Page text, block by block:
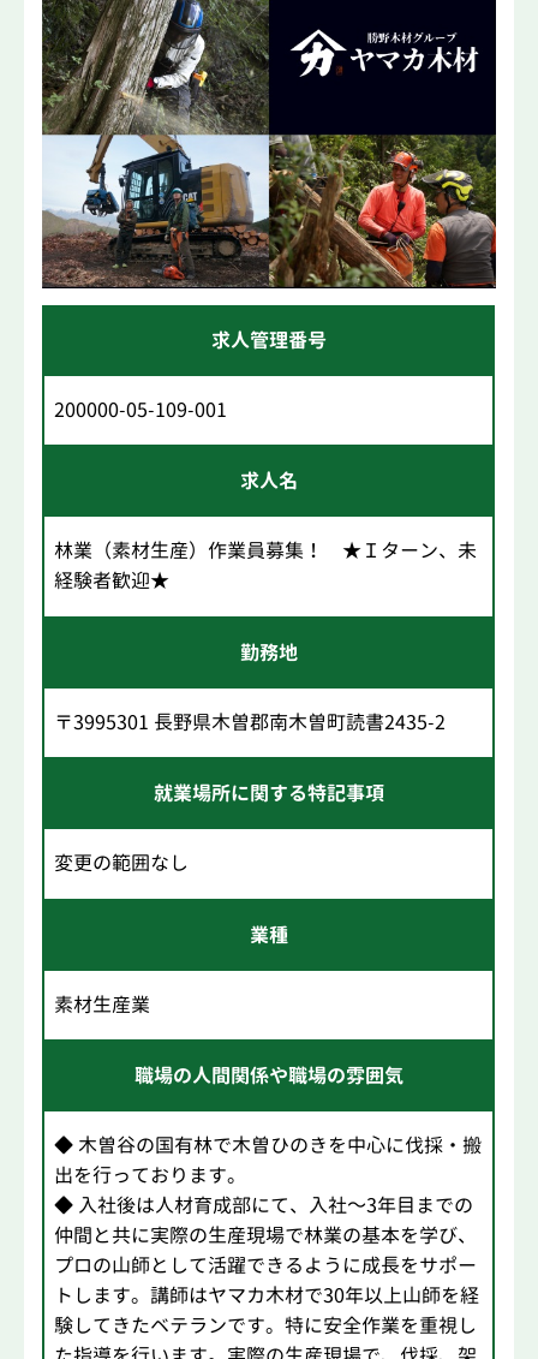
求人管理番号
200000-05-109-001
求人名
林業（素材生産）作業員募集！ ★Ｉターン、未
経験者歓迎★
勤務地
〒3995301 長野県木曽郡南木曽町読書2435-2
就業場所に関する特記事項
変更の範囲なし
業種
素材生産業
職場の人間関係や職場の雰囲気
◆ 木曽谷の国有林で木曽ひのきを中心に伐採・搬
出を行っております。
◆ 入社後は人材育成部にて、入社～3年目までの
仲間と共に実際の生産現場で林業の基本を学び、
プロの山師として活躍できるように成長をサポー
トします。講師はヤマカ木材で30年以上山師を経
験してきたベテランです。特に安全作業を重視し